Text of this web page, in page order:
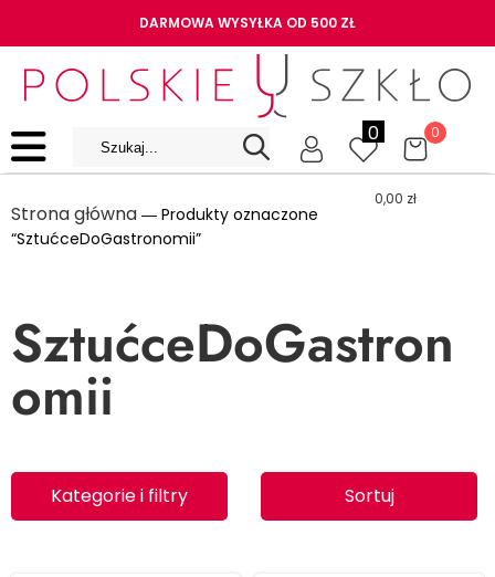
DARMOWA WYSYŁKA OD 500 ZŁ
0 0
0,00 zł
Strona główna ― Produkty oznaczone
“SztućceDoGastronomii”
SztućceDoGastron
omii
Kategorie i filtry Sortuj